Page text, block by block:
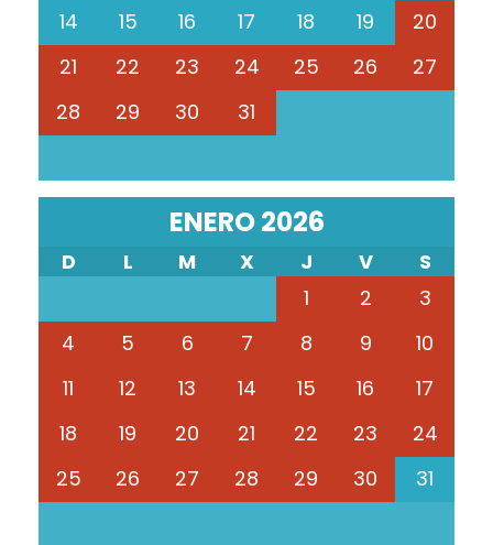
14
15 16 17 18 19
20
21
22 23 24 25 26
27
28
29 30 31
ENERO 2026
D L M X J V
S
1
2
3
4
5 6 7 8 9
10
11
12 13 14 15 16
17
18
19 20 21 22 23
24
25
26 27 28 29 30 31